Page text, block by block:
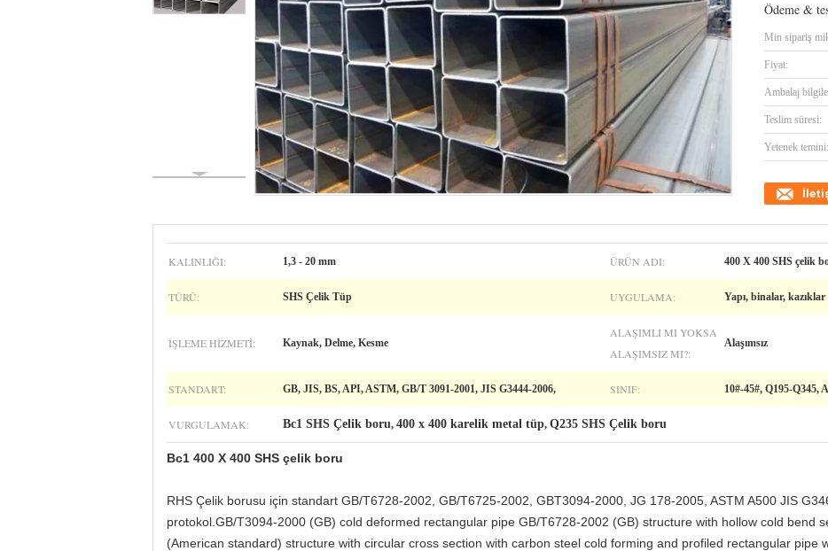
Ödeme &
Min sipariş
Fiyat:
Ambalaj
Teslim süresi:
Yetenek temini:
KALINLIĞI: 1,3 - 20 mm ÜRÜN ADI: 400 X 400 SHS çelik
TÜRÜ: SHS Çelik Tüp UYGULAMA: Yapı, binalar, kazıklar
İŞLEME HIZMETI: Kaynak, Delme, Kesme
ALAŞIMLI MI YOKSA
ALAŞIMSIZ MI?:
Alaşımsız
STANDART: GB, JIS, BS, API, ASTM, GB/T 3091-2001, JIS G3444-2006, SINIF: 10#-45#, Q195-Q345,
VURGULAMAK: Bc1 SHS Çelik boru, 400 x 400 karelik metal tüp, Q235 SHS Çelik boru
Bc1 400 X 400 SHS çelik boru
RHS Çelik borusu için standart GB/T6728-2002, GB/T6725-2002, GBT3094-2000, JG 178-2005, ASTM A500 JIS
protokol.GB/T3094-2000 (GB) cold deformed rectangular pipe GB/T6728-2002 (GB) structure with hollow cold bend
(American standard) structure with circular cross section with carbon steel cold forming and profiled rectangular pipe